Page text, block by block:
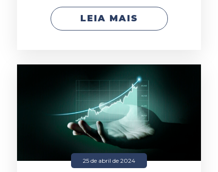
LEIA MAIS
25 de abril de 2024